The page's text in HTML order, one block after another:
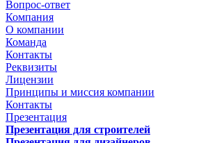
Вопрос-ответ
Компания
О компании
Команда
Контакты
Реквизиты
Лицензии
Принципы и миссия компании
Контакты
Презентация
Презентация для строителей